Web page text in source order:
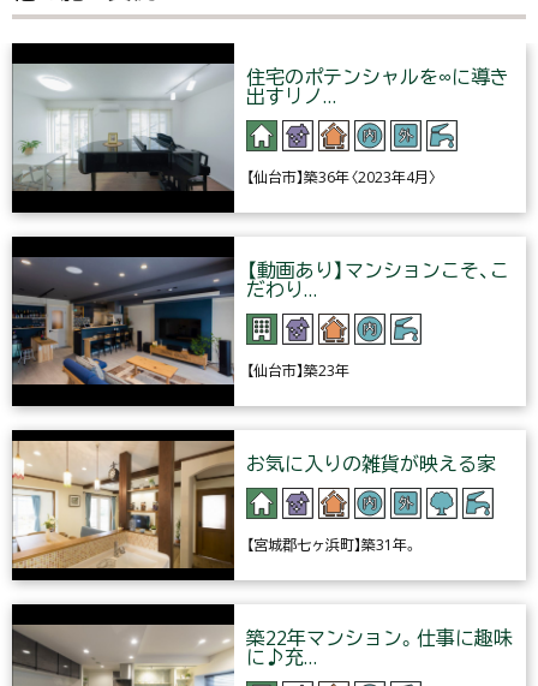
住宅のポテンシャルを∞に導き
出すリノ…
【仙台市】築36年〈2023年4月〉
【動画あり】マンションこそ、こ
だわり…
【仙台市】築23年
お気に入りの雑貨が映える家
【宮城郡七ヶ浜町】築31年。
築22年マンション。仕事に趣味
に♪充…